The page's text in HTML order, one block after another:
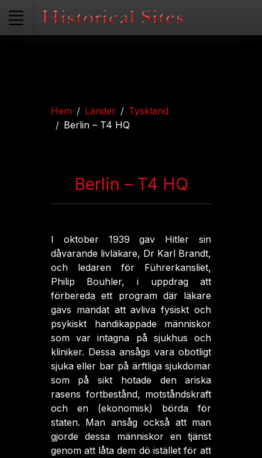
Hem Länder
Tyskland
Berlin – T4 HQ
Berlin – T4 HQ
I oktober 1939 gav Hitler sin
dåvarande livläkare, Dr Karl Brandt,
och ledaren för Führerkansliet,
Philip Bouhler, i uppdrag att
förbereda ett program där läkare
gavs mandat att avliva fysiskt och
psykiskt handikappade människor
som var intagna på sjukhus och
kliniker. Dessa ansågs vara obotligt
sjuka eller bar på ärftliga sjukdomar
som på sikt hotade den ariska
rasens fortbestånd, motståndskraft
och en (ekonomisk) börda för
staten. Man ansåg också att man
gjorde dessa människor en tjänst
genom att låta dem dö istället för att